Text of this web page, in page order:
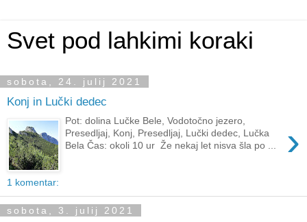
Svet pod lahkimi koraki
sobota, 24. julij 2021
Konj in Lučki dedec
›
Pot: dolina Lučke Bele, Vodotočno jezero,
Presedljaj, Konj, Presedljaj, Lučki dedec, Lučka
Bela Čas: okoli 10 ur Že nekaj let nisva šla po ...
1 komentar:
sobota, 3. julij 2021